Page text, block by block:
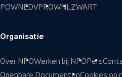
POWNEDVPROWNLZWART
Organisatie
Over NPOWerken bij NPO Pers
Openbare DocumentenCookies op